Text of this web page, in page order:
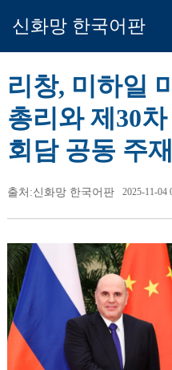
신화망 한국어판
리창, 미하일
총리와 제30
회담 공동 주재
출처:신화망 한국어판 2025-11-04